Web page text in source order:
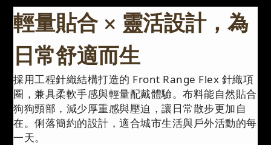
輕量貼合 × 靈活設計，為
日常舒適而生
採用工程針織結構打造的 Front Range Flex 針織項
圈，兼具柔軟手感與輕量配戴體驗。布料能自然貼合
狗狗頸部，減少厚重感與壓迫，讓日常散步更加自
在。俐落簡約的設計，適合城市生活與戶外活動的每
一天。